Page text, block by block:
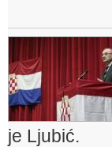
je Ljubić.